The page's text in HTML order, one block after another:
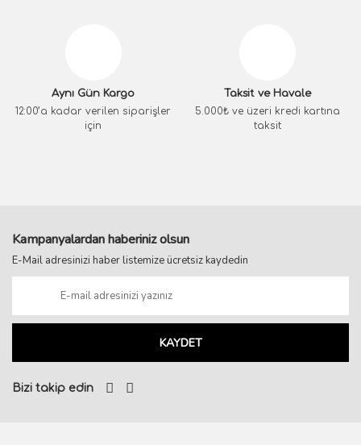
Aynı Gün Kargo
12:00’a kadar verilen siparişler
için
Taksit ve Havale
5.000₺ ve üzeri kredi kartına
taksit
Kampanyalardan haberiniz olsun
E-Mail adresinizi haber listemize ücretsiz kaydedin
KAYDET
Bizi takip edin